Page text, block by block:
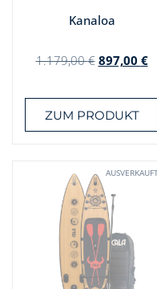
Kanaloa
1.179,00€ 897,00 €
ZUM PRODUKT